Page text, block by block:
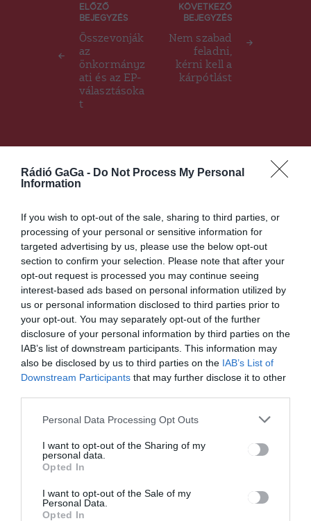
Rádió GaGa - Do Not Process My Personal
Information
If you wish to opt-out of the sale, sharing to third parties, or
processing of your personal or sensitive information for
targeted advertising by us, please use the below opt-out
section to confirm your selection. Please note that after your
opt-out request is processed you may continue seeing
interest-based ads based on personal information utilized by
us or personal information disclosed to third parties prior to
your opt-out. You may separately opt-out of the further
disclosure of your personal information by third parties on the
IAB’s list of downstream participants. This information may
also be disclosed by us to third parties on the IAB’s List of
Downstream Participants that may further disclose it to other
Personal Data Processing Opt Outs
I want to opt-out of the Sharing of my
personal data.
Opted In
I want to opt-out of the Sale of my
Personal Data.
Opted In
Bejegyzés
navigáció
ELŐZŐ
BEJEGYZÉS
Összevonják
az
önkormányz
ati és az EP-
választásoka
t
KÖVETKEZŐ
BEJEGYZÉS
Nem szabad
feladni,
kérni kell a
kárpótlást
CSÍKSZÉK,HÍRLISTA
A tűzkárosult tusnádfürdői
családnak gyűjtenek
CSÍKSZÉK
Jász Attila és Murányi Sándor
Olivér beszélgetése